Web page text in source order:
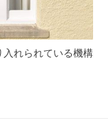
れられている機構